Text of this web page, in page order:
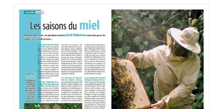
REPORTAGE
INFOS
PORTFOLIO
CONTACT